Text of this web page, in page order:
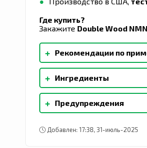
Где купить?
Закажите Double Wood
+ Рекомендации по
В качестве пищевой
+ Ингредиенты
Гипромеллоза (капсула) и
запатентованный
+ Предупреждения
кормления грудью или в
Добавлен: 17:38, 31-июль-2025